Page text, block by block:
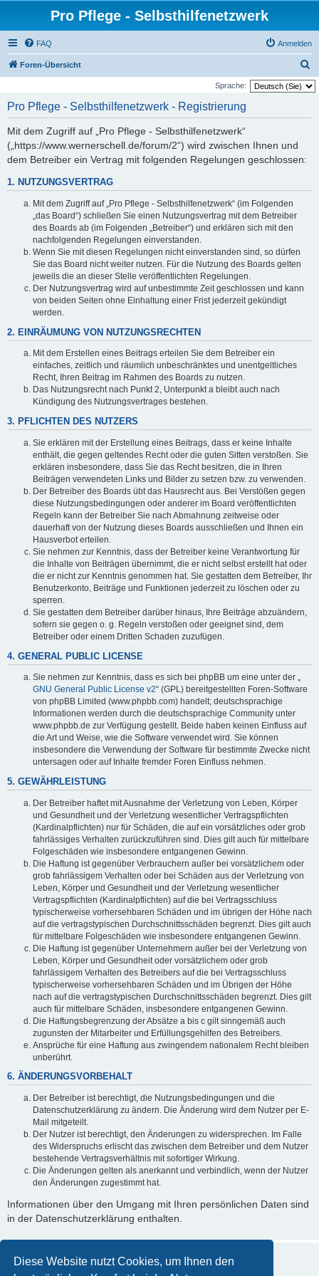
Diese Website nutzt Cookies, um Ihnen den
Pro Pflege - Selbsthilfenetzwerk
FAQ Anmelden
Foren-Übersicht
u
Sprache:
Pro Pflege - Selbsthilfenetzwerk - Registrierung
Mit dem Zugriff auf „Pro Pflege - Selbsthilfenetzwerk“
(„https://www.wernerschell.de/forum/2“) wird zwischen Ihnen und
dem Betreiber ein Vertrag mit folgenden Regelungen geschlossen:
1. NUTZUNGSVERTRAG
Mit dem Zugriff auf „Pro Pflege - Selbsthilfenetzwerk“ (im Folgenden
„das Board“) schließen Sie einen Nutzungsvertrag mit dem Betreiber
des Boards ab (im Folgenden „Betreiber“) und erklären sich mit den
nachfolgenden Regelungen einverstanden.
Wenn Sie mit diesen Regelungen nicht einverstanden sind, so dürfen
Sie das Board nicht weiter nutzen. Für die Nutzung des Boards gelten
jeweils die an dieser Stelle veröffentlichten Regelungen.
Der Nutzungsvertrag wird auf unbestimmte Zeit geschlossen und kann
von beiden Seiten ohne Einhaltung einer Frist jederzeit gekündigt
werden.
2. EINRÄUMUNG VON NUTZUNGSRECHTEN
Mit dem Erstellen eines Beitrags erteilen Sie dem Betreiber ein
einfaches, zeitlich und räumlich unbeschränktes und unentgeltliches
Recht, Ihren Beitrag im Rahmen des Boards zu nutzen.
Das Nutzungsrecht nach Punkt 2, Unterpunkt a bleibt auch nach
Kündigung des Nutzungsvertrages bestehen.
3. PFLICHTEN DES NUTZERS
Sie erklären mit der Erstellung eines Beitrags, dass er keine Inhalte
enthält, die gegen geltendes Recht oder die guten Sitten verstoßen. Sie
erklären insbesondere, dass Sie das Recht besitzen, die in Ihren
Beiträgen verwendeten Links und Bilder zu setzen bzw. zu verwenden.
Der Betreiber des Boards übt das Hausrecht aus. Bei Verstößen gegen
diese Nutzungsbedingungen oder anderer im Board veröffentlichten
Regeln kann der Betreiber Sie nach Abmahnung zeitweise oder
dauerhaft von der Nutzung dieses Boards ausschließen und Ihnen ein
Hausverbot erteilen.
Sie nehmen zur Kenntnis, dass der Betreiber keine Verantwortung für
die Inhalte von Beiträgen übernimmt, die er nicht selbst erstellt hat oder
die er nicht zur Kenntnis genommen hat. Sie gestatten dem Betreiber, Ihr
Benutzerkonto, Beiträge und Funktionen jederzeit zu löschen oder zu
sperren.
Sie gestatten dem Betreiber darüber hinaus, Ihre Beiträge abzuändern,
sofern sie gegen o. g. Regeln verstoßen oder geeignet sind, dem
Betreiber oder einem Dritten Schaden zuzufügen.
4. GENERAL PUBLIC LICENSE
Sie nehmen zur Kenntnis, dass es sich bei phpBB um eine unter der „
GNU General Public License v2“ (GPL) bereitgestellten Foren-Software
von phpBB Limited (www.phpbb.com) handelt; deutschsprachige
Informationen werden durch die deutschsprachige Community unter
www.phpbb.de zur Verfügung gestellt. Beide haben keinen Einfluss auf
die Art und Weise, wie die Software verwendet wird. Sie können
insbesondere die Verwendung der Software für bestimmte Zwecke nicht
untersagen oder auf Inhalte fremder Foren Einfluss nehmen.
5. GEWÄHRLEISTUNG
Der Betreiber haftet mit Ausnahme der Verletzung von Leben, Körper
und Gesundheit und der Verletzung wesentlicher Vertragspflichten
(Kardinalpflichten) nur für Schäden, die auf ein vorsätzliches oder grob
fahrlässiges Verhalten zurückzuführen sind. Dies gilt auch für mittelbare
Folgeschäden wie insbesondere entgangenen Gewinn.
Die Haftung ist gegenüber Verbrauchern außer bei vorsätzlichem oder
grob fahrlässigem Verhalten oder bei Schäden aus der Verletzung von
Leben, Körper und Gesundheit und der Verletzung wesentlicher
Vertragspflichten (Kardinalpflichten) auf die bei Vertragsschluss
typischerweise vorhersehbaren Schäden und im übrigen der Höhe nach
auf die vertragstypischen Durchschnittsschäden begrenzt. Dies gilt auch
für mittelbare Folgeschäden wie insbesondere entgangenen Gewinn.
Die Haftung ist gegenüber Unternehmern außer bei der Verletzung von
Leben, Körper und Gesundheit oder vorsätzlichem oder grob
fahrlässigem Verhalten des Betreibers auf die bei Vertragsschluss
typischerweise vorhersehbaren Schäden und im Übrigen der Höhe
nach auf die vertragstypischen Durchschnittsschäden begrenzt. Dies gilt
auch für mittelbare Schäden, insbesondere entgangenen Gewinn.
Die Haftungsbegrenzung der Absätze a bis c gilt sinngemäß auch
zugunsten der Mitarbeiter und Erfüllungsgehilfen des Betreibers.
Ansprüche für eine Haftung aus zwingendem nationalem Recht bleiben
unberührt.
6. ÄNDERUNGSVORBEHALT
Der Betreiber ist berechtigt, die Nutzungsbedingungen und die
Datenschutzerklärung zu ändern. Die Änderung wird dem Nutzer per E-
Mail mitgeteilt.
Der Nutzer ist berechtigt, den Änderungen zu widersprechen. Im Falle
des Widerspruchs erlischt das zwischen dem Betreiber und dem Nutzer
bestehende Vertragsverhältnis mit sofortiger Wirkung.
Die Änderungen gelten als anerkannt und verbindlich, wenn der Nutzer
den Änderungen zugestimmt hat.
Informationen über den Umgang mit Ihren persönlichen Daten sind
in der Datenschutzerklärung enthalten.